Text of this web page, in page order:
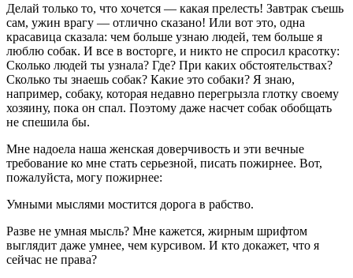
Делай только то, что хочется — какая прелесть! Завтрак съешь
сам, ужин врагу — отлично сказано! Или вот это, одна
красавица сказала: чем больше узнаю людей, тем больше я
люблю собак. И все в восторге, и никто не спросил красотку:
Сколько людей ты узнала? Где? При каких обстоятельствах?
Сколько ты знаешь собак? Какие это собаки? Я знаю,
например, собаку, которая недавно перегрызла глотку своему
хозяину, пока он спал. Поэтому даже насчет собак обобщать
не спешила бы.
Мне надоела наша женская доверчивость и эти вечные
требование ко мне стать серьезной, писать пожирнее. Вот,
пожалуйста, могу пожирнее:
Умными мыслями мостится дорога в рабство.
Разве не умная мысль? Мне кажется, жирным шрифтом
выглядит даже умнее, чем курсивом. И кто докажет, что я
сейчас не права?